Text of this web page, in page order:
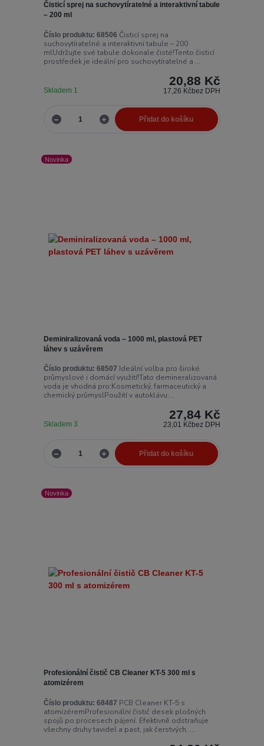
Čisticí sprej na suchovytíratelné a interaktivní tabule
– 200 ml
Číslo produktu: 68506 Čisticí sprej na
suchovytíratelné a interaktivní tabule – 200
mlUdržujte své tabule dokonale čisté!Tento čisticí
prostředek je ideální pro suchovytíratelné a ...
20,88 Kč
17,26 Kčbez DPH
Skladem 1
Přidat do košíku
Novinka
Deminiralizovaná voda – 1000 ml, plastová PET
láhev s uzávěrem
Číslo produktu: 68507 Ideální volba pro široké
průmyslové i domácí využití!Tato demineralizovaná
voda je vhodná pro:Kosmetický, farmaceutický a
chemický průmyslPoužití v autoklávu:...
27,84 Kč
23,01 Kčbez DPH
Skladem 3
Přidat do košíku
Novinka
Profesionální čistič CB Cleaner KT-5 300 ml s
atomizérem
Číslo produktu: 68487 PCB Cleaner KT-5 s
atomizéremProfesionální čistič desek plošných
spojů po procesech pájení. Efektivně odstraňuje
všechny druhy tavidel a past, jak čerstvých, ...